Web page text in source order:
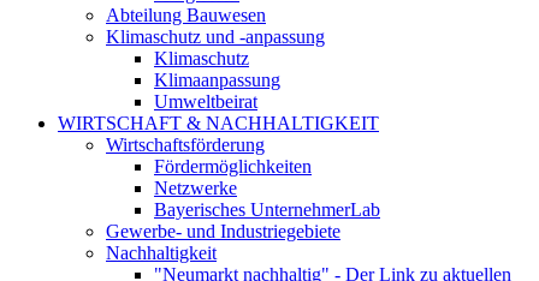
Abteilung Bauwesen
Klimaschutz und -anpassung
Klimaschutz
Klimaanpassung
Umweltbeirat
WIRTSCHAFT & NACHHALTIGKEIT
Wirtschaftsförderung
Fördermöglichkeiten
Netzwerke
Bayerisches UnternehmerLab
Gewerbe- und Industriegebiete
Nachhaltigkeit
"Neumarkt nachhaltig" - Der Link zu aktuellen